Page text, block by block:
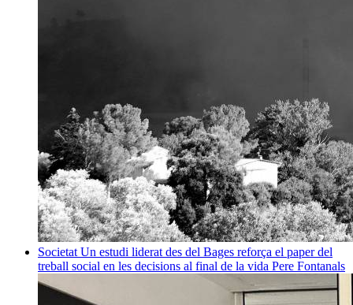
Societat Un estudi liderat des del Bages reforça el paper del
treball social en les decisions al final de la vida Pere Fontanals